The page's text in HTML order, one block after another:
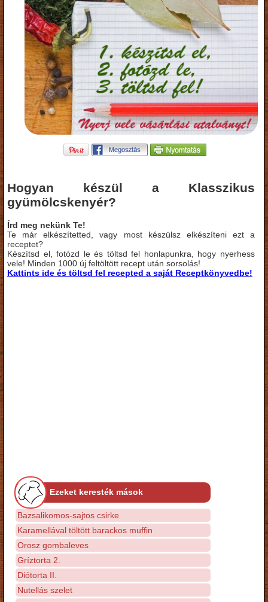
Hogyan készül a Klasszikus
gyümölcskenyér?
Írd meg nekünk Te!
Te már elkészítetted, vagy most készülsz elkészíteni ezt a
receptet?
Készítsd el, fotózd le és töltsd fel honlapunkra, hogy nyerhess
vele! Minden 1000 új feltöltött recept után sorsolás!
Kattints ide és töltsd fel recepted a saját Receptkönyvedbe!
Ezeket keresték mások
Bazsalikomos-sajtos csirke
Karamellával töltött barackos muffin
Orosz gombaleves
Gríztorta 2.
Diótorta II.
Nutellás szelet